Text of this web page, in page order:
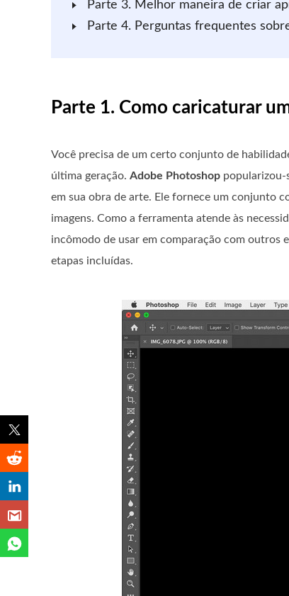
Parte 3. Melhor maneira de criar
Parte 4. Perguntas frequentes
Parte 1. Como caricaturar
Você precisa de um certo conjunto de
última geração. Adobe Photoshop popularizou-
em sua obra de arte. Ele fornece um conjunto
imagens. Como a ferramenta atende às
incômodo de usar em comparação com outros
etapas incluídas.